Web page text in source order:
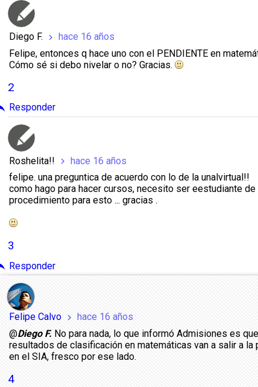
Diego F. chevron_right hace 16 años
Felipe, entonces q hace uno con el PENDIENTE en
Cómo sé si debo nivelar o no? Gracias.
2
Responder
Roshelita!! chevron_right hace 16 años
felipe. una preguntica de acuerdo con lo de la unalvirtual!!
como hago para hacer cursos, necesito ser eestudiante
procedimiento para esto ... gracias .
3
Responder
Felipe Calvo chevron_right
hace 16 años
@Diego F. No para nada, lo que informó Admisiones es
resultados de clasificación en matemáticas van a salir a
en el SIA, fresco por ese lado.
4